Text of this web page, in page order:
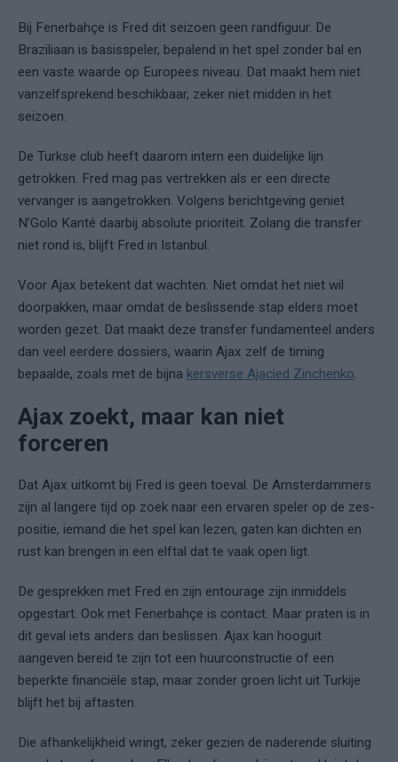
Bij Fenerbahçe is Fred dit seizoen geen randfiguur. De
Braziliaan is basisspeler, bepalend in het spel zonder bal en
een vaste waarde op Europees niveau. Dat maakt hem niet
vanzelfsprekend beschikbaar, zeker niet midden in het
seizoen.
De Turkse club heeft daarom intern een duidelijke lijn
getrokken. Fred mag pas vertrekken als er een directe
vervanger is aangetrokken. Volgens berichtgeving geniet
N’Golo Kanté daarbij absolute prioriteit. Zolang die transfer
niet rond is, blijft Fred in Istanbul.
Voor Ajax betekent dat wachten. Niet omdat het niet wil
doorpakken, maar omdat de beslissende stap elders moet
worden gezet. Dat maakt deze transfer fundamenteel anders
dan veel eerdere dossiers, waarin Ajax zelf de timing
bepaalde, zoals met de bijna kersverse Ajacied Zinchenko.
Ajax zoekt, maar kan niet
forceren
Dat Ajax uitkomt bij Fred is geen toeval. De Amsterdammers
zijn al langere tijd op zoek naar een ervaren speler op de zes-
positie, iemand die het spel kan lezen, gaten kan dichten en
rust kan brengen in een elftal dat te vaak open ligt.
De gesprekken met Fred en zijn entourage zijn inmiddels
opgestart. Ook met Fenerbahçe is contact. Maar praten is in
dit geval iets anders dan beslissen. Ajax kan hooguit
aangeven bereid te zijn tot een huurconstructie of een
beperkte financiële stap, maar zonder groen licht uit Turkije
blijft het bij aftasten.
Die afhankelijkheid wringt, zeker gezien de naderende sluiting